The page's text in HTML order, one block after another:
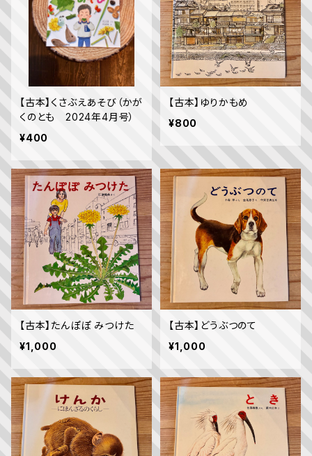
【古本】くさぶえあそび（かが
くのとも 2024年4月号）
¥400
【古本】ゆりかもめ
¥800
【古本】たんぽぽ みつけた
¥1,000
【古本】どうぶつのて
¥1,000